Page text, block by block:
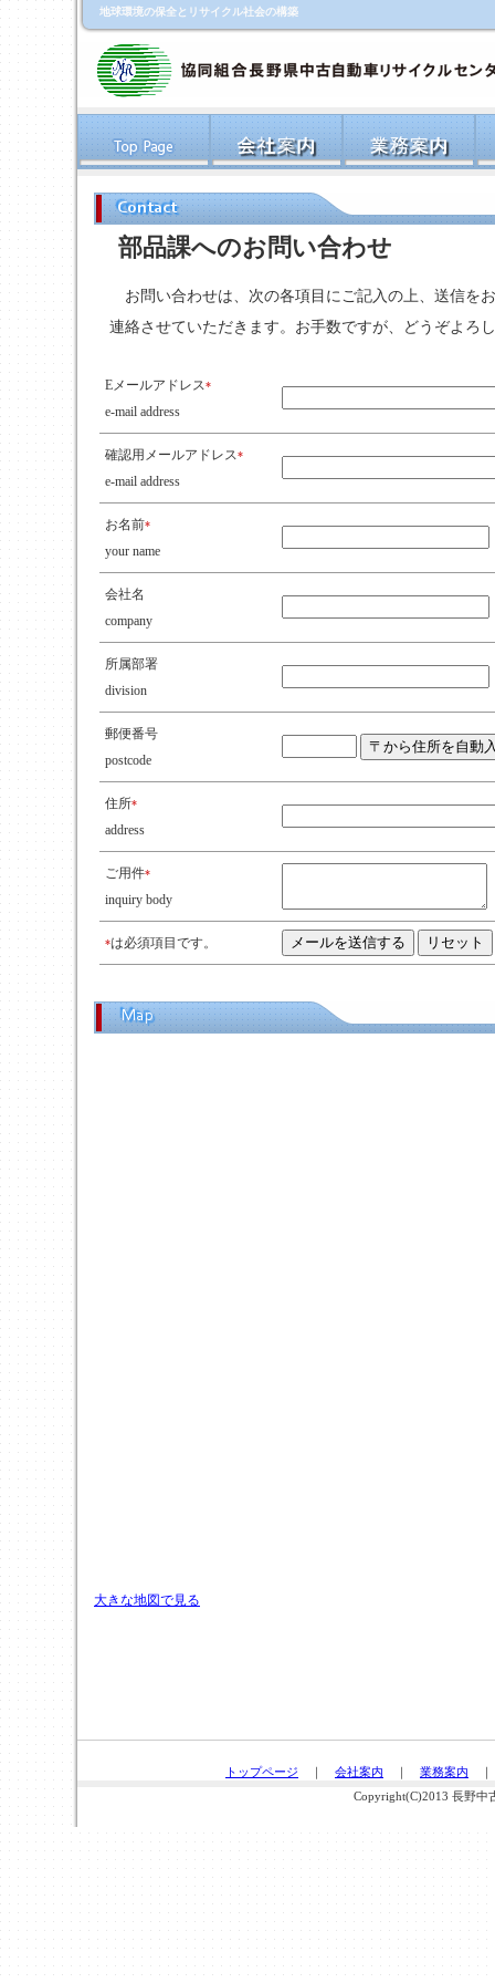
地球環境の保全とリサイクル社会の構築
部品課へのお問い合わせ
お問い合わせは、次の各項目にご記入の上、送信を
連絡させていただきます。お手数ですが、どうぞよろ
Eメールアドレス*
e-mail address
確認用メールアドレス*
e-mail address
お名前*
your name
会社名
company
所属部署
division
郵便番号
postcode
住所*
address
ご用件*
inquiry body
*は必須項目です。
大きな地図で見る
トップページ ｜ 会社案内 ｜ 業務案内
Copyright(C)2013 長野中